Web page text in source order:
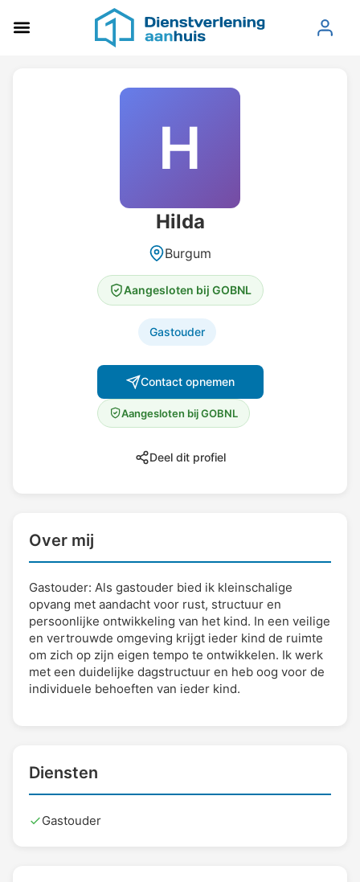
H
Hilda
Burgum
Aangesloten bij GOBNL
Gastouder
Contact opnemen
Aangesloten bij GOBNL
Deel dit profiel
Over mij
Gastouder: Als gastouder bied ik kleinschalige
opvang met aandacht voor rust, structuur en
persoonlijke ontwikkeling van het kind. In een veilige
en vertrouwde omgeving krijgt ieder kind de ruimte
om zich op zijn eigen tempo te ontwikkelen. Ik werk
met een duidelijke dagstructuur en heb oog voor de
individuele behoeften van ieder kind.
Diensten
Gastouder